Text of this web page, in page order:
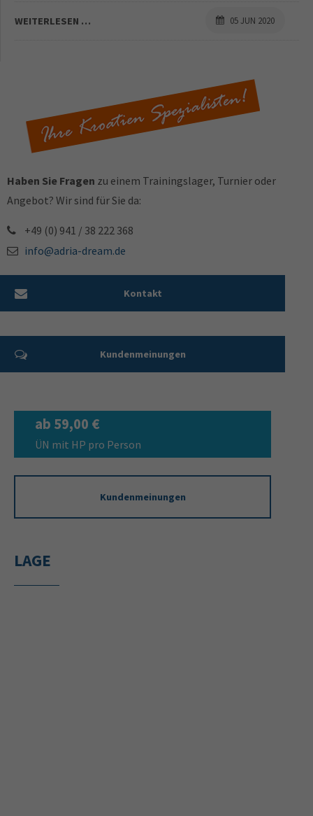
WEITERLESEN … 05 JUN 2020
Haben Sie Fragen zu einem Trainingslager, Turnier oder
Angebot? Wir sind für Sie da:
+49 (0) 941 / 38 222 368
info@adria-dream.de
Kontakt
Kundenmeinungen
ab 59,00 €
ÜN mit HP pro Person
Kundenmeinungen
LAGE